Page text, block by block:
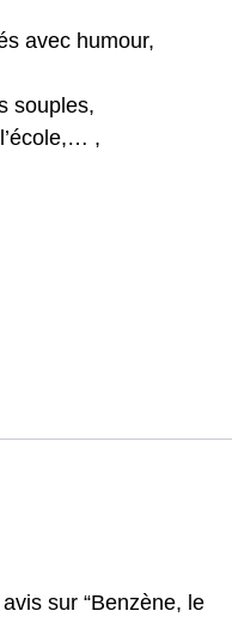
avec humour,
souples,
,
sur “Benzène, le